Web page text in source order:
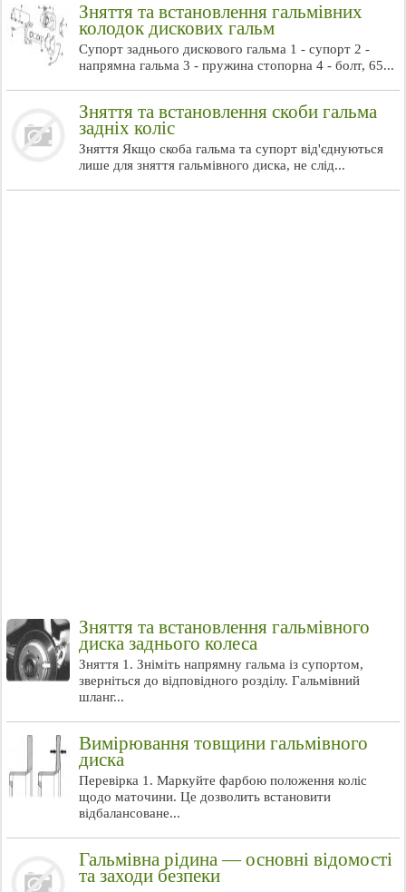
Зняття та встановлення гальмівних
колодок дискових гальм
Супорт заднього дискового гальма 1 - супорт 2 -
напрямна гальма 3 - пружина стопорна 4 - болт, 65...
Зняття та встановлення скоби гальма
задніх коліс
Зняття Якщо скоба гальма та супорт від'єднуються
лише для зняття гальмівного диска, не слід...
Зняття та встановлення гальмівного
диска заднього колеса
Зняття 1. Зніміть напрямну гальма із супортом,
зверніться до відповідного розділу. Гальмівний
шланг...
Вимірювання товщини гальмівного
диска
Перевірка 1. Маркуйте фарбою положення коліс
щодо маточини. Це дозволить встановити
відбалансоване...
Гальмівна рідина — основні відомості
та заходи безпеки